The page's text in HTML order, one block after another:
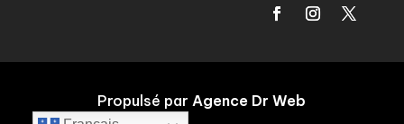
Propulsé parAgence Dr Web